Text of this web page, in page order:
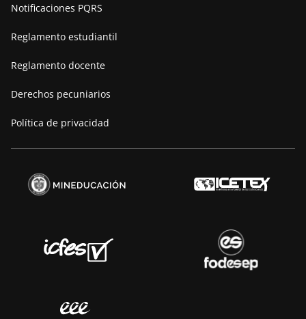
Manifiesto
Notificaciones PQRS
Reglamento estudiantil
Reglamento docente
Derechos pecuniarios
Política de privacidad